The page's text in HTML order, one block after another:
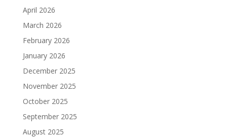
April 2026
March 2026
February 2026
January 2026
December 2025
November 2025
October 2025
September 2025
August 2025